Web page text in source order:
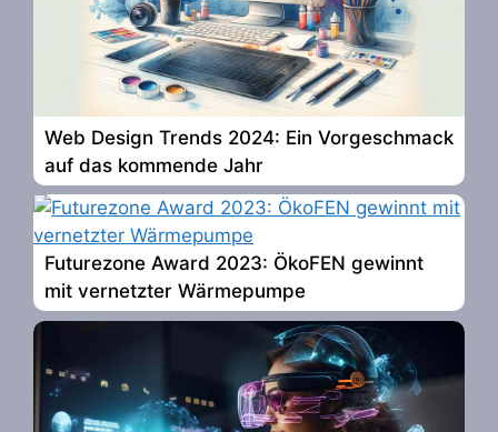
Web Design Trends 2024: Ein Vorgeschmack
auf das kommende Jahr
Futurezone Award 2023: ÖkoFEN gewinnt
mit vernetzter Wärmepumpe